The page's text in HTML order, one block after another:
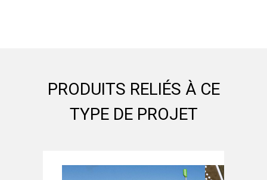
PRODUITS RELIÉS À CE
TYPE DE PROJET